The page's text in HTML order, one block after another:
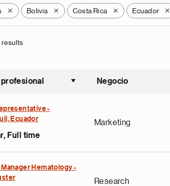
X Bolivia X Costa Rica X Ecuador X
results
Ordenar
Negocio
-
Ecuador
Full time
Marketing
Manager Hematology -
Research